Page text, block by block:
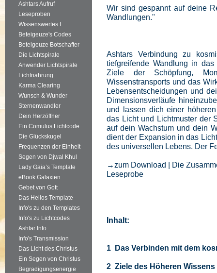
Ashtars Aufruf
Leseproben
Wissenswertes I
Beteigeuze's Codes
Beteigeuze Botschafter
Die Lichtspirale
Anwender Lichtspirale
Lichtnahrung
Karma Clearing
Wunsch & Wunder
Sternenwandler
Dein Herzöffner
Ein Comulus Lichtcode
Die Glückskugel
Frequenzen der Einheit
Segen von Djwal Khul
Lady Gaia’s Template
eBook Galaxien
Gebet von Gott
Das Helios Template
Info's zu den Templates
Info's zu Lichtcodes
Ashtar Info
Info's Transmission
Das Licht des Christus
Ein Segen von Christus
Begradigungsenergie
Wir sind gespannt auf deine
Wandlungen."
Ashtars Verbindung zu
tiefgreifende Wandlung in
Ziele der Schöpfung,
Wissenstransports und das
Lebensentscheidungen und
Dimensionsverläufe
und lassen dich einer
das Licht und Lichtmuster der
auf dein Wachstum und dein
dient der Expansion in das
des universellen Lebens. Der
→zum Download | Die
Leseprobe
Inhalt:
1 Das Verbinden mit dem
2 Ziele des Höheren Wissens